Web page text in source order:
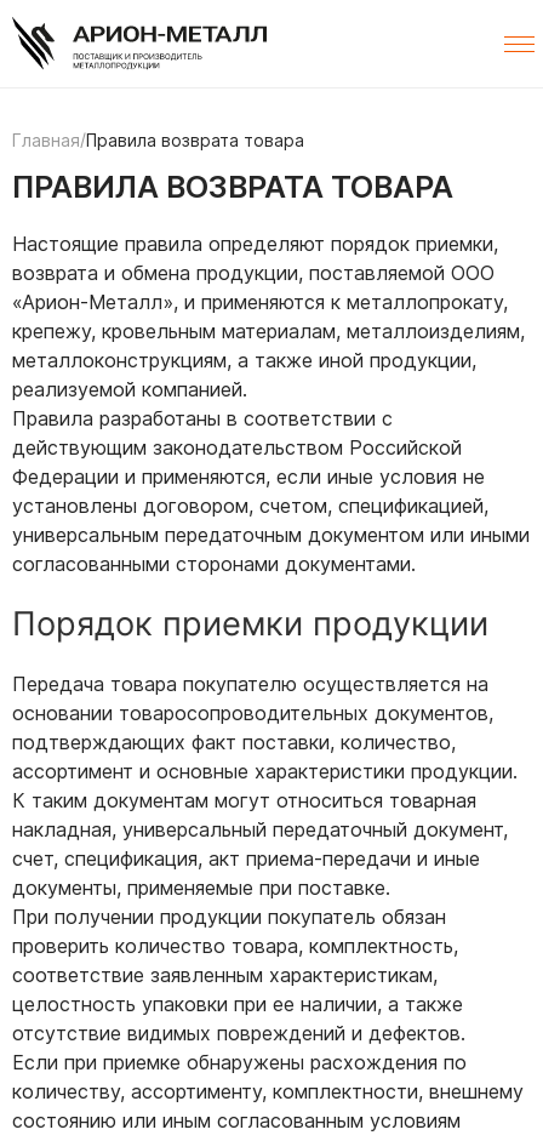
Главная/Правила возврата товара
ПРАВИЛА ВОЗВРАТА ТОВАРА
Настоящие правила определяют порядок приемки,
возврата и обмена продукции, поставляемой ООО
«Арион-Металл», и применяются к металлопрокату,
крепежу, кровельным материалам, металлоизделиям,
металлоконструкциям, а также иной продукции,
реализуемой компанией.
Правила разработаны в соответствии с
действующим законодательством Российской
Федерации и применяются, если иные условия не
установлены договором, счетом, спецификацией,
универсальным передаточным документом или иными
согласованными сторонами документами.
Порядок приемки продукции
Передача товара покупателю осуществляется на
основании товаросопроводительных документов,
подтверждающих факт поставки, количество,
ассортимент и основные характеристики продукции.
К таким документам могут относиться товарная
накладная, универсальный передаточный документ,
счет, спецификация, акт приема-передачи и иные
документы, применяемые при поставке.
При получении продукции покупатель обязан
проверить количество товара, комплектность,
соответствие заявленным характеристикам,
целостность упаковки при ее наличии, а также
отсутствие видимых повреждений и дефектов.
Если при приемке обнаружены расхождения по
количеству, ассортименту, комплектности, внешнему
состоянию или иным согласованным условиям